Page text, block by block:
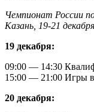
Чемпионат России
Казань, 19-21 декабря
19 декабря:
09:00 — 14:30
15:00 — 21:00 Игры
20 декабря: